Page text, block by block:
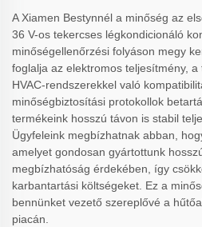
A Xiamen Bestynnél a minőség az
36 V-os tekercses légkondicionáló
minőségellenőrzési folyáson megy
foglalja az elektromos teljesítmény,
HVAC-rendszerekkel való
minőségbiztosítási protokollok
termékeink hosszú távon is stabil
Ügyfeleink megbízhatnak abban,
amelyet gondosan gyártottunk
megbízhatóság érdekében, így
karbantartási költségeket. Ez a
bennünket vezető szereplővé a
piacán.